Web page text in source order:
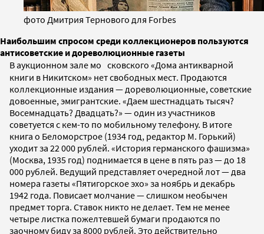
фото Дмитрия Тернового для Forbes
Наибольшим спросом среди коллекционеров пользуются
антисоветские и дореволюционные газеты
В аукционном зале мо сковского «Дома антикварной
книги в Никитском» нет свободных мест. Продаются
коллекционные издания — дореволюционные, советские
довоенные, эмигрантские. «Даем шестнадцать тысяч?
Восемнадцать? Двадцать?» — один из участников
советуется с кем-то по мобильному телефону. В итоге
книга о Беломорстрое (1934 год, редактор М. Горький)
уходит за 22 000 рублей. «История германского фашизма»
(Москва, 1935 год) поднимается в цене в пять раз — до 18
000 рублей. Ведущий представляет очередной лот — два
номера газеты «Пятигорское эхо» за ноябрь и декабрь
1942 года. Повисает молчание — слишком необычен
предмет торга. Ставок никто не делает. Тем не менее
четыре листка пожелтевшей бумаги продаются по
заочному биду за 8000 рублей. Это действительно